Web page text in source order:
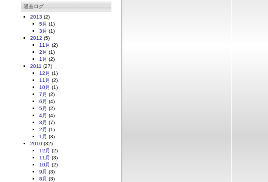
過去ログ
2013 (2)
5月 (1)
3月 (1)
2012 (5)
11月 (2)
2月 (1)
1月 (2)
2011 (27)
12月 (1)
11月 (2)
10月 (1)
7月 (2)
6月 (4)
5月 (2)
4月 (4)
3月 (7)
2月 (1)
1月 (3)
2010 (32)
12月 (2)
11月 (3)
10月 (2)
9月 (3)
8月 (3)